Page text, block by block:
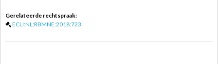
Gerelateerde rechtspraak:
ECLI:NL:RBMNE:2018:723